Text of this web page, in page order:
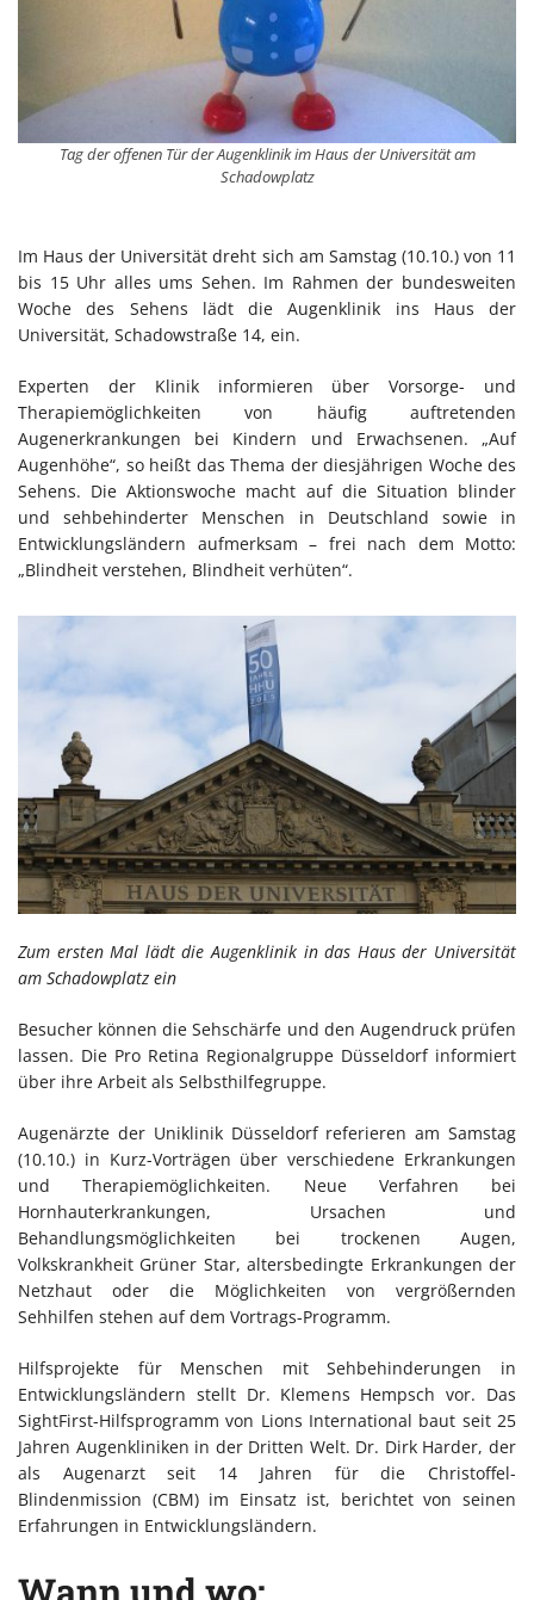
Tag der offenen Tür der Augenklinik im Haus der Universität am
Schadowplatz
Im Haus der Universität dreht sich am Samstag (10.10.) von 11
bis 15 Uhr alles ums Sehen. Im Rahmen der bundesweiten
Woche des Sehens lädt die Augenklinik ins Haus der
Universität, Schadowstraße 14, ein.
Experten der Klinik informieren über Vorsorge- und
Therapiemöglichkeiten von häufig auftretenden
Augenerkrankungen bei Kindern und Erwachsenen. „Auf
Augenhöhe“, so heißt das Thema der diesjährigen Woche des
Sehens. Die Aktionswoche macht auf die Situation blinder
und sehbehinderter Menschen in Deutschland sowie in
Entwicklungsländern aufmerksam – frei nach dem Motto:
„Blindheit verstehen, Blindheit verhüten“.
Zum ersten Mal lädt die Augenklinik in das Haus der Universität
am Schadowplatz ein
Besucher können die Sehschärfe und den Augendruck prüfen
lassen. Die Pro Retina Regionalgruppe Düsseldorf informiert
über ihre Arbeit als Selbsthilfegruppe.
Augenärzte der Uniklinik Düsseldorf referieren am Samstag
(10.10.) in Kurz-Vorträgen über verschiedene Erkrankungen
und Therapiemöglichkeiten. Neue Verfahren bei
Hornhauterkrankungen, Ursachen und
Behandlungsmöglichkeiten bei trockenen Augen,
Volkskrankheit Grüner Star, altersbedingte Erkrankungen der
Netzhaut oder die Möglichkeiten von vergrößernden
Sehhilfen stehen auf dem Vortrags-Programm.
Hilfsprojekte für Menschen mit Sehbehinderungen in
Entwicklungsländern stellt Dr. Klemens Hempsch vor. Das
SightFirst-Hilfsprogramm von Lions International baut seit 25
Jahren Augenkliniken in der Dritten Welt. Dr. Dirk Harder, der
als Augenarzt seit 14 Jahren für die Christoffel-
Blindenmission (CBM) im Einsatz ist, berichtet von seinen
Erfahrungen in Entwicklungsländern.